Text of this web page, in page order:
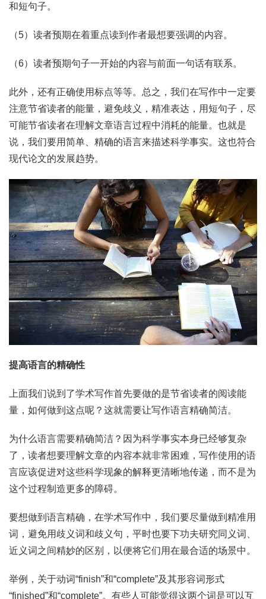
和短句子。
（5）读者预期在着重点读到作者最想要强调的内容。
（6）读者预期句子一开始的内容与前面一句话有联系。
此外，还有正确使用标点等等。总之，我们在写作中一定要
注意节省读者的能量，避免歧义，精准表达，用短句子，尽
可能节省读者在理解文章语言过程中消耗的能量。也就是
说，我们要用简单、精确的语言来描述科学事实。这也符合
现代论文的发展趋势。
提高语言的精确性
上面我们说到了学术写作首先要做的是节省读者的阅读能
量，如何做到这点呢？这就需要让写作语言精确简洁。
为什么语言需要精确简洁？因为科学事实本身已经够复杂
了，读者想要理解文章的内容本就非常困难，写作使用的语
言应该促进对这些科学现象的解释更清晰地传递，而不是为
这个过程制造更多的障碍。
要想做到语言精确，在学术写作中，我们要尽量做到精准用
词，避免用歧义词和歧义句，平时也要下功夫研究同义词、
近义词之间精妙的区别，以便将它们用在最合适的场景中。
举例，关于动词“finish”和“complete”及其形容词形式
“finished”和“complete”。有些人可能觉得这两个词是可以互